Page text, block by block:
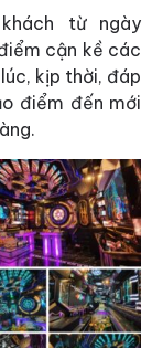
từ ngày
cận kề các
kịp thời, đáp
điểm đến mới